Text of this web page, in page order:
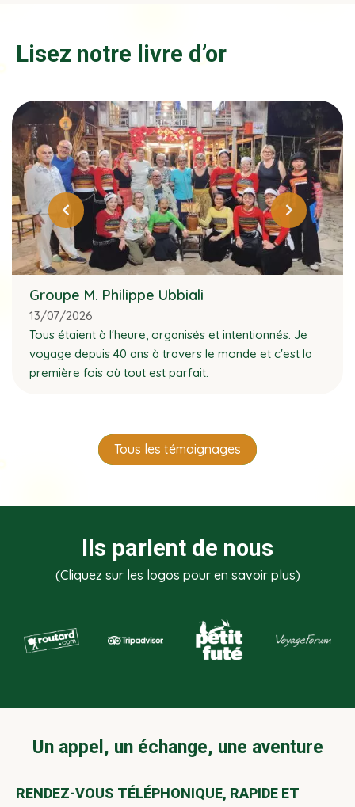
Lisez notre livre d’or
Groupe M. Philippe Ubbiali
13/07/2026
Tous étaient à l'heure, organisés et intentionnés. Je
voyage depuis 40 ans à travers le monde et c'est la
première fois où tout est parfait.
Tous les témoignages
Ils parlent de nous
(Cliquez sur les logos pour en savoir plus)
Un appel, un échange, une aventure
RENDEZ-VOUS TÉLÉPHONIQUE, RAPIDE ET